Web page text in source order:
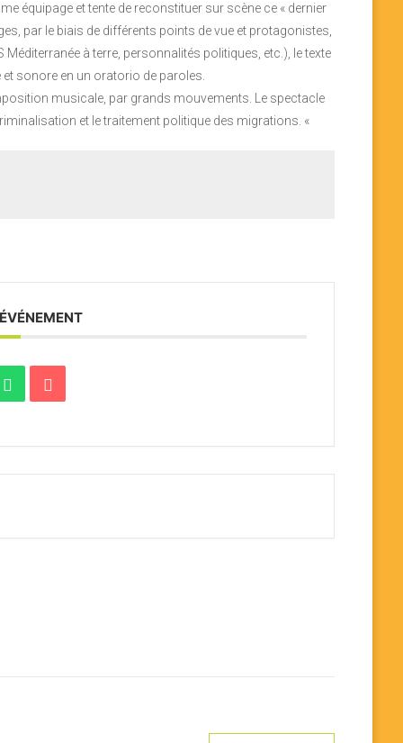
équipage et tente de reconstituer sur scène ce « dernier
par le biais de différents points de vue et protagonistes,
à terre, personnalités politiques, etc.), le texte
sonore en un oratorio de paroles.
musicale, par grands mouvements. Le spectacle
et le traitement politique des migrations. «